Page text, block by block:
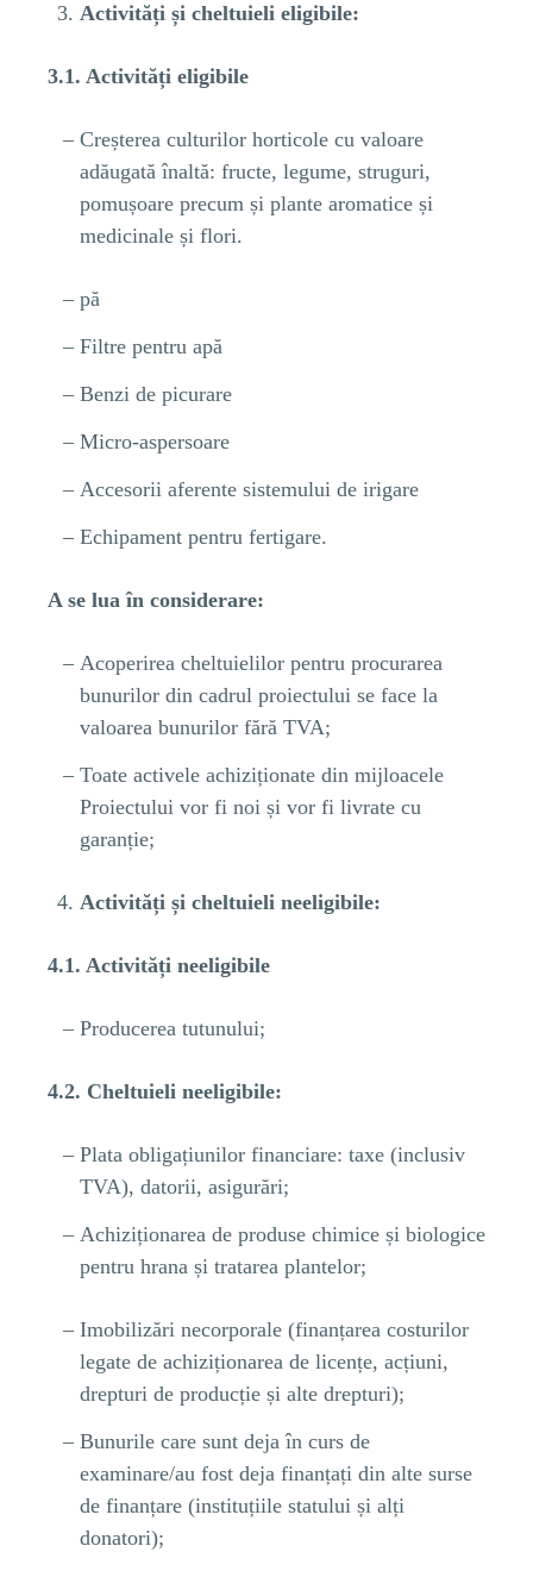
Activități și cheltuieli eligibile:
3.1. Activități eligibile
Creșterea culturilor horticole cu valoare
adăugată înaltă: fructe, legume, struguri,
pomușoare precum și plante aromatice și
medicinale și flori.
pă
Filtre pentru apă
Benzi de picurare
Micro-aspersoare
Accesorii aferente sistemului de irigare
Echipament pentru fertigare.
A se lua în considerare:
Acoperirea cheltuielilor pentru procurarea
bunurilor din cadrul proiectului se face la
valoarea bunurilor fără TVA;
Toate activele achiziționate din mijloacele
Proiectului vor fi noi și vor fi livrate cu
garanție;
Activități și cheltuieli neeligibile:
4.1. Activități neeligibile
Producerea tutunului;
4.2. Cheltuieli neeligibile:
Plata obligațiunilor financiare: taxe (inclusiv
TVA), datorii, asigurări;
Achiziționarea de produse chimice și biologice
pentru hrana și tratarea plantelor;
Imobilizări necorporale (finanțarea costurilor
legate de achiziționarea de licențe, acțiuni,
drepturi de producție și alte drepturi);
Bunurile care sunt deja în curs de
examinare/au fost deja finanțați din alte surse
de finanțare (instituțiile statului și alți
donatori);